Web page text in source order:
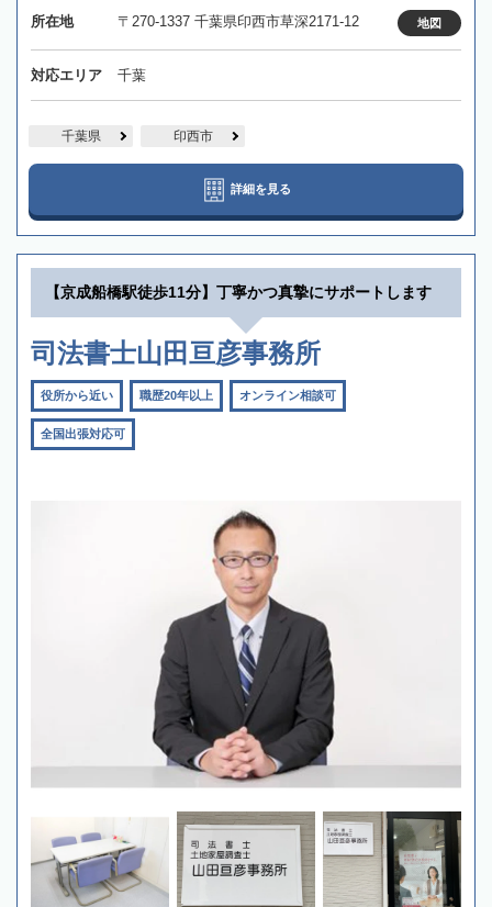
所在地 〒270-1337 千葉県印西市草深2171-12 地図
対応エリア 千葉
千葉県 印西市
詳細を見る
【京成船橋駅徒歩11分】丁寧かつ真摯にサポートします
司法書士山田亘彦事務所
役所から近い 職歴20年以上 オンライン相談可
全国出張対応可